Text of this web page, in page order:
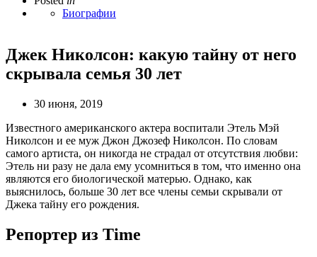
Биографии
Джек Николсон: какую тайну от него
скрывала семья 30 лет
30 июня, 2019
Известного американского актера воспитали Этель Мэй
Николсон и ее муж Джон Джозеф Николсон. По словам
самого артиста, он никогда не страдал от отсутствия любви:
Этель ни разу не дала ему усомниться в том, что именно она
являются его биологической матерью. Однако, как
выяснилось, больше 30 лет все члены семьи скрывали от
Джека тайну его рождения.
Репортер из Time